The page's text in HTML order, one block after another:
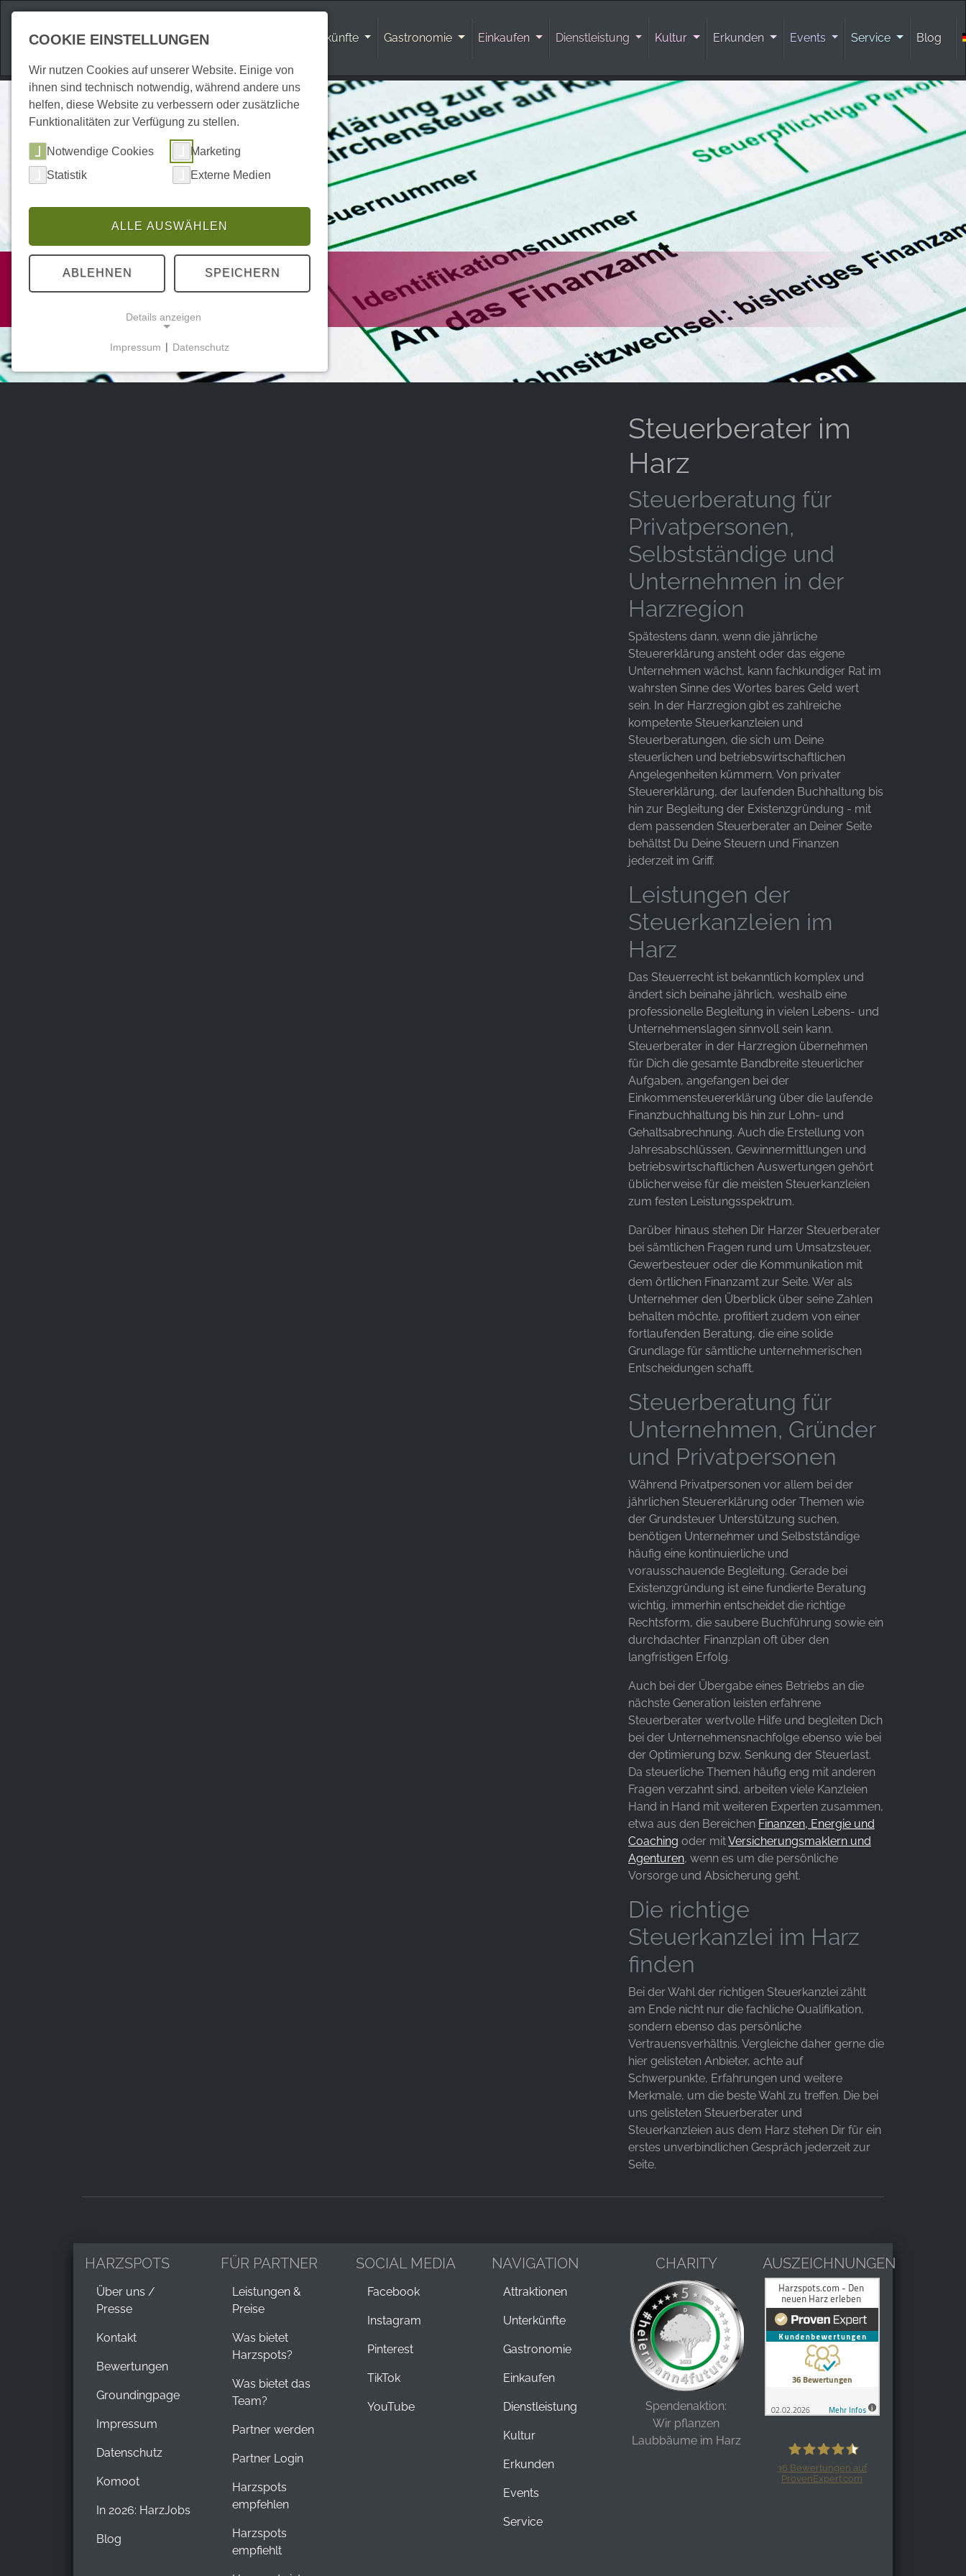
Attraktionen Unterkünfte Gastronomie Einkaufen Dienstleistung Kultur Erkunden Events Service Blog
Dienstleistung
Steuerberater im
Harz
Steuerberatung für
Privatpersonen,
Selbstständige und
Unternehmen in der
Harzregion
Spätestens dann, wenn die jährliche
Steuererklärung ansteht oder das eigene
Unternehmen wächst, kann fachkundiger Rat im
wahrsten Sinne des Wortes bares Geld wert
sein. In der Harzregion gibt es zahlreiche
kompetente Steuerkanzleien und
Steuerberatungen, die sich um Deine
steuerlichen und betriebswirtschaftlichen
Angelegenheiten kümmern. Von privater
Steuererklärung, der laufenden Buchhaltung bis
hin zur Begleitung der Existenzgründung - mit
dem passenden Steuerberater an Deiner Seite
behältst Du Deine Steuern und Finanzen
jederzeit im Griff.
Leistungen der
Steuerkanzleien im
Harz
Das Steuerrecht ist bekanntlich komplex und
ändert sich beinahe jährlich, weshalb eine
professionelle Begleitung in vielen Lebens- und
Unternehmenslagen sinnvoll sein kann.
Steuerberater in der Harzregion übernehmen
für Dich die gesamte Bandbreite steuerlicher
Aufgaben, angefangen bei der
Einkommensteuererklärung über die laufende
Finanzbuchhaltung bis hin zur Lohn- und
Gehaltsabrechnung. Auch die Erstellung von
Jahresabschlüssen, Gewinnermittlungen und
betriebswirtschaftlichen Auswertungen gehört
üblicherweise für die meisten Steuerkanzleien
zum festen Leistungsspektrum.
Darüber hinaus stehen Dir Harzer Steuerberater
bei sämtlichen Fragen rund um Umsatzsteuer,
Gewerbesteuer oder die Kommunikation mit
dem örtlichen Finanzamt zur Seite. Wer als
Unternehmer den Überblick über seine Zahlen
behalten möchte, profitiert zudem von einer
fortlaufenden Beratung, die eine solide
Grundlage für sämtliche unternehmerischen
Entscheidungen schafft.
Steuerberatung für
Unternehmen, Gründer
und Privatpersonen
Während Privatpersonen vor allem bei der
jährlichen Steuererklärung oder Themen wie
der Grundsteuer Unterstützung suchen,
benötigen Unternehmer und Selbstständige
häufig eine kontinuierliche und
vorausschauende Begleitung. Gerade bei
Existenzgründung ist eine fundierte Beratung
wichtig, immerhin entscheidet die richtige
Rechtsform, die saubere Buchführung sowie ein
durchdachter Finanzplan oft über den
langfristigen Erfolg.
Auch bei der Übergabe eines Betriebs an die
nächste Generation leisten erfahrene
Steuerberater wertvolle Hilfe und begleiten Dich
bei der Unternehmensnachfolge ebenso wie bei
der Optimierung bzw. Senkung der Steuerlast.
Da steuerliche Themen häufig eng mit anderen
Fragen verzahnt sind, arbeiten viele Kanzleien
Hand in Hand mit weiteren Experten zusammen,
etwa aus den Bereichen Finanzen, Energie und
Coaching oder mitVersicherungsmaklern und
Agenturen, wenn es um die persönliche
Vorsorge und Absicherung geht.
Die richtige
Steuerkanzlei im Harz
finden
Bei der Wahl der richtigen Steuerkanzlei zählt
am Ende nicht nur die fachliche Qualifikation,
sondern ebenso das persönliche
Vertrauensverhältnis. Vergleiche daher gerne die
hier gelisteten Anbieter, achte auf
Schwerpunkte, Erfahrungen und weitere
Merkmale, um die beste Wahl zu treffen. Die bei
uns gelisteten Steuerberater und
Steuerkanzleien aus dem Harz stehen Dir für ein
erstes unverbindlichen Gespräch jederzeit zur
Seite.
HARZSPOTS
Über uns /
Presse
Kontakt
Bewertungen
Groundingpage
Impressum
Datenschutz
Komoot
In 2026: HarzJobs
Blog
FÜR PARTNER
Leistungen &
Preise
Was bietet
Harzspots?
Was bietet das
Team?
Partner werden
Partner Login
Harzspots
empfehlen
Harzspots
empfiehlt
SOCIAL MEDIA
Facebook
Instagram
Pinterest
TikTok
YouTube
NAVIGATION
Attraktionen
Unterkünfte
Gastronomie
Einkaufen
Dienstleistung
Kultur
Erkunden
Events
Service
CHARITY
Spendenaktion:
Wir pflanzen
Laubbäume im Harz
AUSZEICHNUNGEN
36 Bewertungen auf
ProvenExpert.com
COOKIE EINSTELLUNGEN
Wir nutzen Cookies auf unserer Website. Einige von
ihnen sind technisch notwendig, während andere uns
helfen, diese Website zu verbessern oder zusätzliche
Funktionalitäten zur Verfügung zu stellen.
Notwendige Cookies
Marketing
Statistik
Externe Medien
ALLE AUSWÄHLEN
ABLEHNEN SPEICHERN
Details anzeigen
Diese Cookies ermöglichen grundlegende
Impressum | Datenschutz